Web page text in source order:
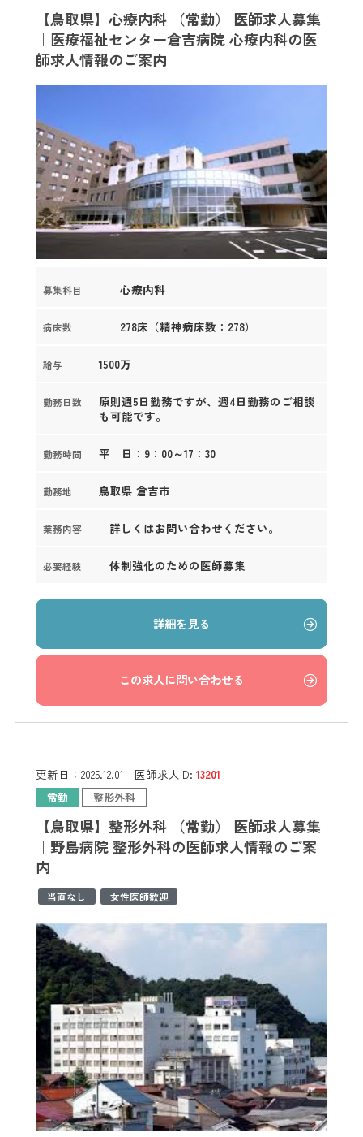
【鳥取県】心療内科 （常勤） 医師求人募集
｜医療福祉センター倉吉病院 心療内科の医
師求人情報のご案内
募集科目 心療内科
病床数 278床（精神病床数：278）
給与 1500万
勤務日数
原則週5日勤務ですが、週4日勤務のご相談
も可能です。
勤務時間 平 日：9：00～17：30
勤務地 鳥取県 倉吉市
業務内容 詳しくはお問い合わせください。
必要経験 体制強化のための医師募集
詳細を見る
この求人に問い合わせる
更新日： 2025.12.01 医師求人ID:13201
常勤 整形外科
【鳥取県】整形外科 （常勤） 医師求人募集
｜野島病院 整形外科の医師求人情報のご案
内
当直なし 女性医師歓迎